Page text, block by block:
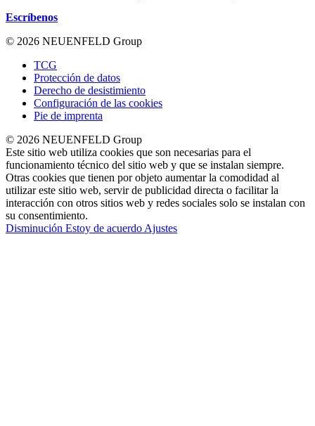
Escríbenos
© 2026 NEUENFELD Group
TCG
Protección de datos
Derecho de desistimiento
Configuración de las cookies
Pie de imprenta
© 2026 NEUENFELD Group
Este sitio web utiliza cookies que son necesarias para el
funcionamiento técnico del sitio web y que se instalan siempre.
Otras cookies que tienen por objeto aumentar la comodidad al
utilizar este sitio web, servir de publicidad directa o facilitar la
interacción con otros sitios web y redes sociales solo se instalan con
su consentimiento.
Disminución Estoy de acuerdo Ajustes